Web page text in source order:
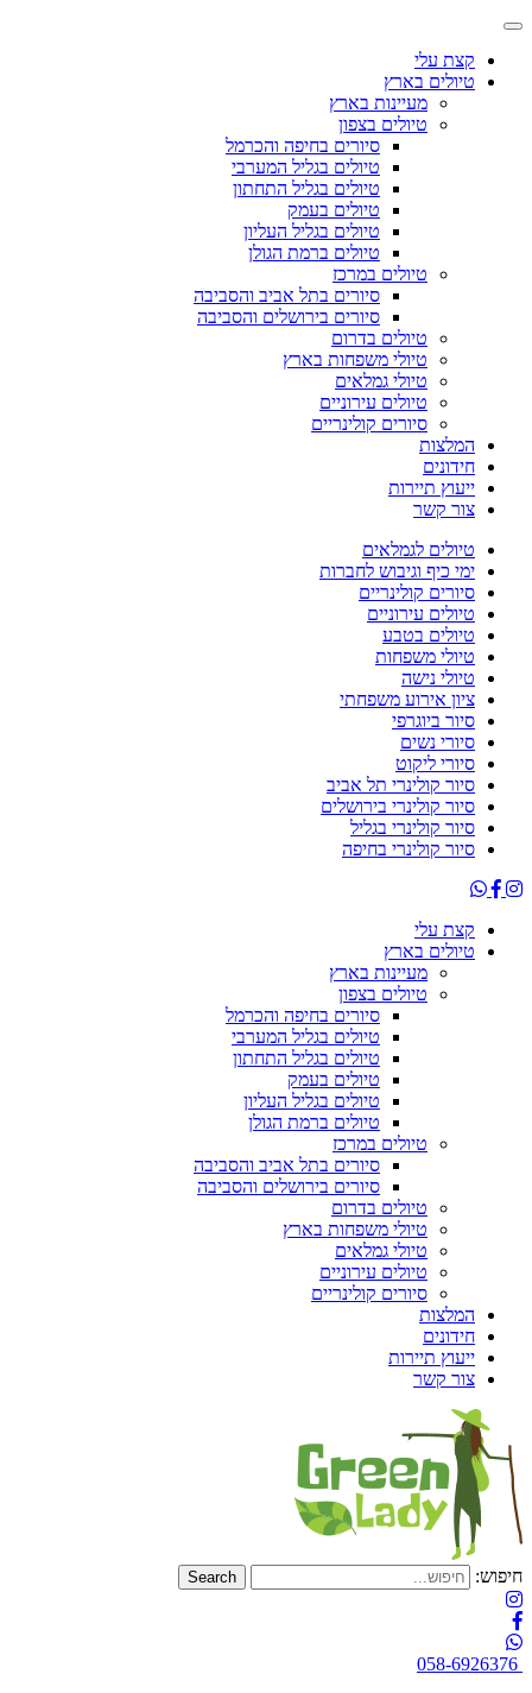
קצת עלי
טיולים בארץ
מעיינות בארץ
טיולים בצפון
סיורים בחיפה והכרמל
טיולים בגליל המערבי
טיולים בגליל התחתון
טיולים בעמק
טיולים בגליל העליון
טיולים ברמת הגולן
טיולים במרכז
סיורים בתל אביב והסביבה
סיורים בירושלים והסביבה
טיולים בדרום
טיולי משפחות בארץ
טיולי גמלאים
טיולים עירוניים
סיורים קולינריים
המלצות
חידונים
ייעוץ תיירות
צור קשר
טיולים לגמלאים
ימי כיף וגיבוש לחברות
סיורים קולינריים
טיולים עירוניים
טיולים בטבע
טיולי משפחות
טיולי נישה
ציון אירוע משפחתי
סיור ביוגרפי
סיורי נשים
סיורי ליקוט
סיור קולינרי תל אביב
סיור קולינרי בירושלים
סיור קולינרי בגליל
סיור קולינרי בחיפה
קצת עלי
טיולים בארץ
מעיינות בארץ
טיולים בצפון
סיורים בחיפה והכרמל
טיולים בגליל המערבי
טיולים בגליל התחתון
טיולים בעמק
טיולים בגליל העליון
טיולים ברמת הגולן
טיולים במרכז
סיורים בתל אביב והסביבה
סיורים בירושלים והסביבה
טיולים בדרום
טיולי משפחות בארץ
טיולי גמלאים
טיולים עירוניים
סיורים קולינריים
המלצות
חידונים
ייעוץ תיירות
צור קשר
חיפוש:
058-6926376